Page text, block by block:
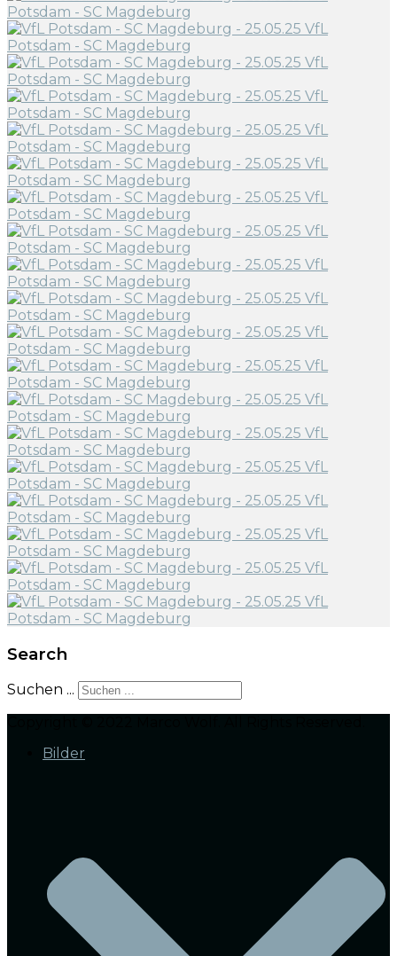
Search
Suchen ...
Bilder